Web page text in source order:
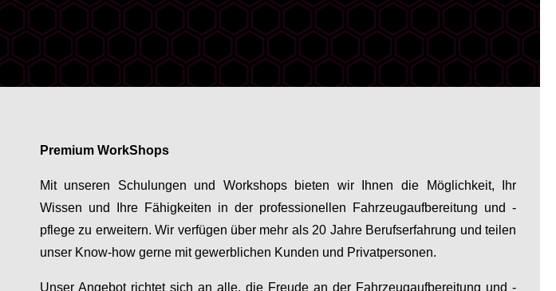
Premium WorkShops
Mit unseren Schulungen und Workshops bieten wir Ihnen die Möglichkeit, Ihr
Wissen und Ihre Fähigkeiten in der professionellen Fahrzeugaufbereitung und -
pflege zu erweitern. Wir verfügen über mehr als 20 Jahre Berufserfahrung und teilen
unser Know-how gerne mit gewerblichen Kunden und Privatpersonen.
Unser Angebot richtet sich an alle, die Freude an der Fahrzeugaufbereitung und -